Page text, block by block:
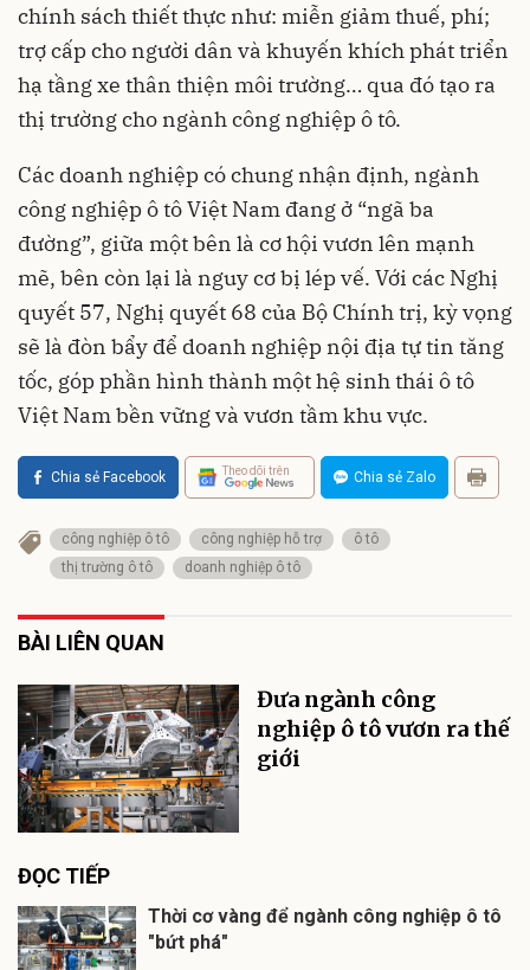
chính sách thiết thực như: miễn giảm thuế, phí;
trợ cấp cho người dân và khuyến khích phát triển
hạ tầng xe thân thiện môi trường… qua đó tạo ra
thị trường cho ngành công nghiệp ô tô.
Các doanh nghiệp có chung nhận định, ngành
công nghiệp ô tô Việt Nam đang ở “ngã ba
đường”, giữa một bên là cơ hội vươn lên mạnh
mẽ, bên còn lại là nguy cơ bị lép vế. Với các Nghị
quyết 57, Nghị quyết 68 của Bộ Chính trị, kỳ vọng
sẽ là đòn bẩy để doanh nghiệp nội địa tự tin tăng
tốc, góp phần hình thành một hệ sinh thái ô tô
Việt Nam bền vững và vươn tầm khu vực.
Chia sẻ Facebook Theo dõi trên Chia sẻ Zalo
công nghiệp ô tô công nghiệp hỗ trợ
ô tô
thị trường ô tô
doanh nghiệp ô tô
BÀI LIÊN QUAN
Đưa ngành công
nghiệp ô tô vươn ra thế
giới
ĐỌC TIẾP
Thời cơ vàng để ngành công nghiệp ô tô
"bứt phá"